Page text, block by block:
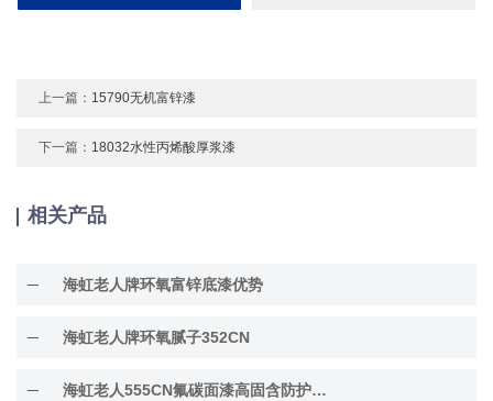
上一篇： 15790无机富锌漆
下一篇： 18032水性丙烯酸厚浆漆
相关产品
海虹老人牌环氧富锌底漆优势
海虹老人牌环氧腻子352CN
海虹老人555CN氟碳面漆高固含防护面漆